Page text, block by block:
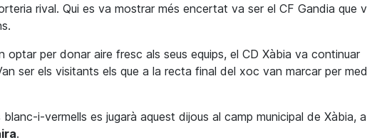
rival. Qui es va mostrar més encertat va ser el CF Gandia que
per donar aire fresc als seus equips, el CD Xàbia va continuar
ser els visitants els que a la recta final del xoc van marcar per
i-vermells es jugarà aquest dijous al camp municipal de Xàbia,
.